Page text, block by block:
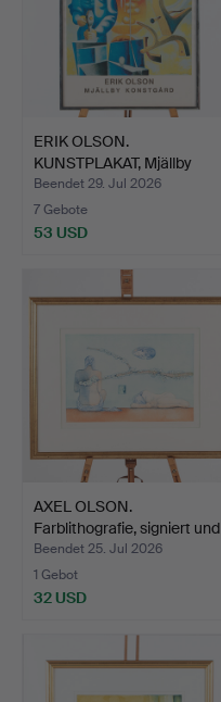
ERIK OLSON.
KUNSTPLAKAT, Mjällby
konstgård…
Beendet 29. Jul 2026
7 Gebote
53 USD
AXEL OLSON.
Farblithografie, signiert und
…
Beendet 25. Jul 2026
1 Gebot
32 USD